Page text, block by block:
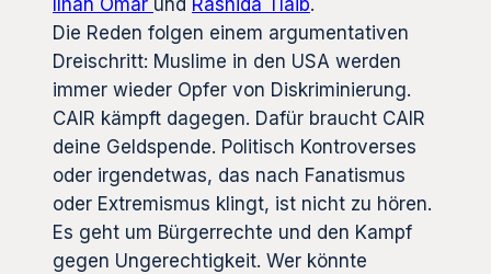
Ilhan Omar und Rashida Tlaib.
Die Reden folgen einem argumentativen
Dreischritt: Muslime in den USA werden
immer wieder Opfer von Diskriminierung.
CAIR kämpft dagegen. Dafür braucht CAIR
deine Geldspende. Politisch Kontroverses
oder irgendetwas, das nach Fanatismus
oder Extremismus klingt, ist nicht zu hören.
Es geht um Bürgerrechte und den Kampf
gegen Ungerechtigkeit. Wer könnte